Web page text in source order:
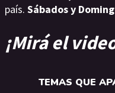
país. Sábados y
¡Mirá el
TEMAS QUE